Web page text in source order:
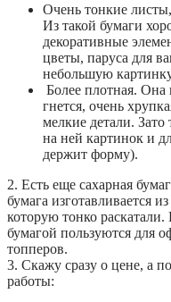
Очень тонкие
Из такой бумаги
декоративные
цветы, паруса для
небольшую
Более плотная. Она
гнется, очень
мелкие детали. Зато
на ней картинок и
держит форму).
2. Есть еще сахарная
бумага изготавливается
которую тонко
бумагой пользуются для
топперов.
3. Скажу сразу о цене, а
работы: